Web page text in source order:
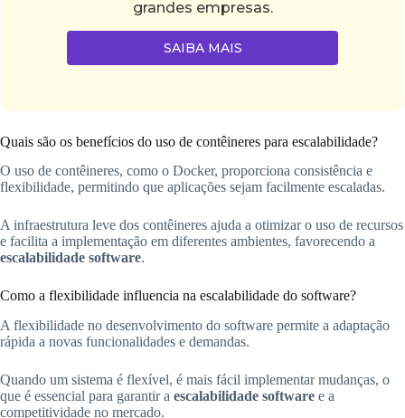
grandes empresas.
SAIBA MAIS
Quais são os benefícios do uso de contêineres para escalabilidade?
O uso de contêineres, como o Docker, proporciona consistência e
flexibilidade, permitindo que aplicações sejam facilmente escaladas.
A infraestrutura leve dos contêineres ajuda a otimizar o uso de recursos
e facilita a implementação em diferentes ambientes, favorecendo a
escalabilidade software.
Como a flexibilidade influencia na escalabilidade do software?
A flexibilidade no desenvolvimento do software permite a adaptação
rápida a novas funcionalidades e demandas.
Quando um sistema é flexível, é mais fácil implementar mudanças, o
que é essencial para garantir a escalabilidade software e a
competitividade no mercado.